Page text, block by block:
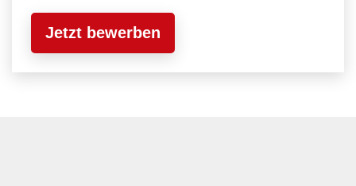
Jetzt bewerben